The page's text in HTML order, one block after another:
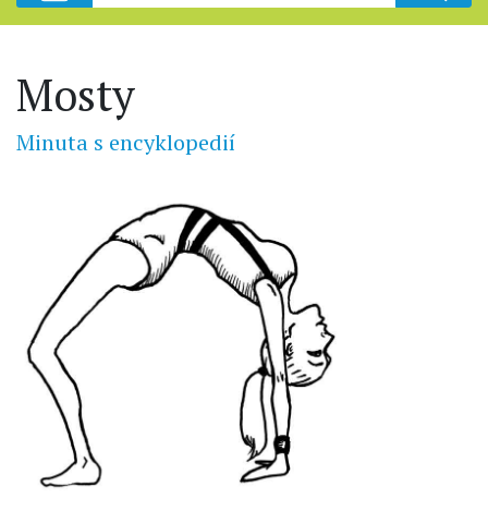
Mosty
Minuta s encyklopedií